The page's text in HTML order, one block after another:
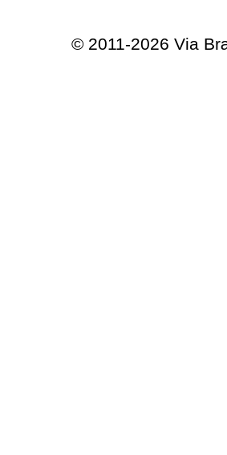
© 2011-2026 Via